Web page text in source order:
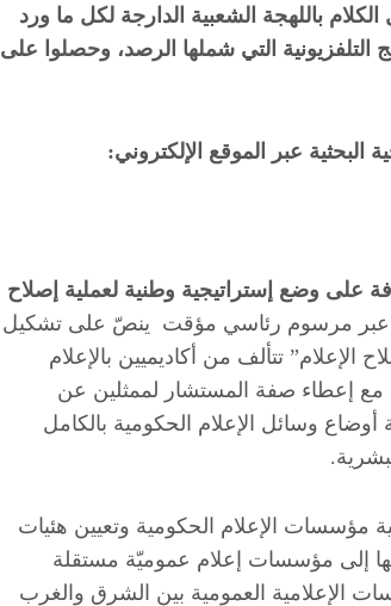
باللهجة الشعبية الدارجة لكل ما ورد
التي شملها الرصد، وحصلوا على
عبر الموقع الإلكتروني:
على وضع إستراتيجية وطنية لعملية إصلاح
عبر مرسوم رئاسي مؤقت ينصّ على تشكيل
الإعلام” تتألف من أكاديميين بالإعلام
مع إعطاء صفة المستشار لممثلين عن
وسائل الإعلام الحكومية بالكامل
مؤسسات الإعلام الحكومية وتعيين هئيات
إلى مؤسسات إعلام عموميّة مستقلة
الإعلامية العمومية بين الشرق والغرب